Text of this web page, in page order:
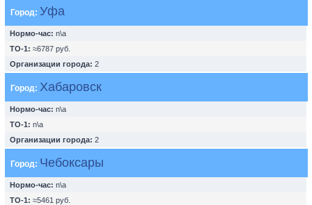
Город: Уфа
Нормо-час: n\a
ТО-1: ≈6787 руб.
Организации города: 2
Город: Хабаровск
Нормо-час: n\a
ТО-1: n\a
Организации города: 2
Город: Чебоксары
Нормо-час: n\a
ТО-1: ≈5461 руб.